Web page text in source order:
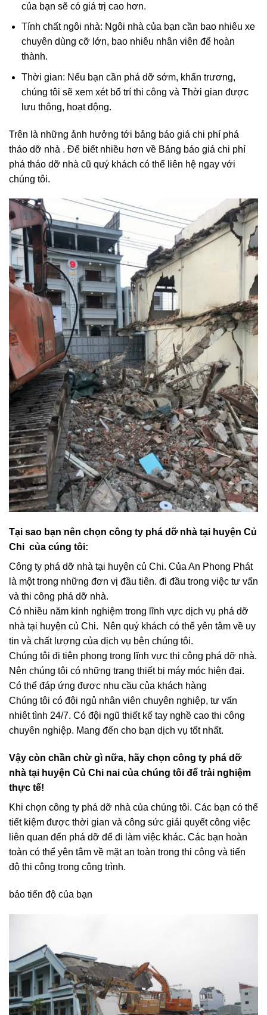
của bạn sẽ có giá trị cao hơn.
Tính chất ngôi nhà: Ngôi nhà của bạn cần bao nhiêu xe
chuyên dùng cỡ lớn, bao nhiêu nhân viên để hoàn
thành.
Thời gian: Nếu bạn cần phá dỡ sớm, khẩn trương,
chúng tôi sẽ xem xét bố trí thi công và Thời gian được
lưu thông, hoạt động.
Trên là những ảnh hưởng tới bảng báo giá chi phí phá
tháo dỡ nhà . Để biết nhiều hơn về Bảng báo giá chi phí
phá tháo dỡ nhà cũ quý khách có thể liên hệ ngay với
chúng tôi.
Tại sao bạn nên chọn công ty phá dỡ nhà tại huyện Củ
Chi của cúng tôi:
Công ty phá dỡ nhà tại huyện củ Chi. Của An Phong Phát
là một trong những đơn vị đầu tiên. đi đầu trong việc tư vấn
và thi công phá dỡ nhà.
Có nhiều năm kinh nghiệm trong lĩnh vực dịch vụ phá dỡ
nhà tại huyện củ Chi. Nên quý khách có thể yên tâm về uy
tin và chất lượng của dịch vụ bên chúng tôi.
Chúng tôi đi tiên phong trong lĩnh vực thi công phá dỡ nhà.
Nên chúng tôi có những trang thiết bị máy móc hiện đại.
Có thể đáp ứng được nhu cầu của khách hàng
Chúng tôi có đội ngủ nhân viên chuyên nghiệp, tư vấn
nhiêt tình 24/7. Có đội ngũ thiết kế tay nghề cao thi công
chuyên nghiệp. Mang đến cho bạn dịch vụ tốt nhất.
Vậy còn chần chừ gì nữa, hãy chọn công ty phá dỡ
nhà tại huyện Củ Chi nai của chúng tôi để trải nghiệm
thực tế!
Khi chọn công ty phá dỡ nhà của chúng tôi. Các bạn có thể
tiết kiệm được thời gian và công sức giải quyết công việc
liên quan đến phá dỡ để đi làm việc khác. Các bạn hoàn
toàn có thể yên tâm về mặt an toàn trong thi công và tiến
độ thi công trong công trình.
bảo tiến độ của bạn